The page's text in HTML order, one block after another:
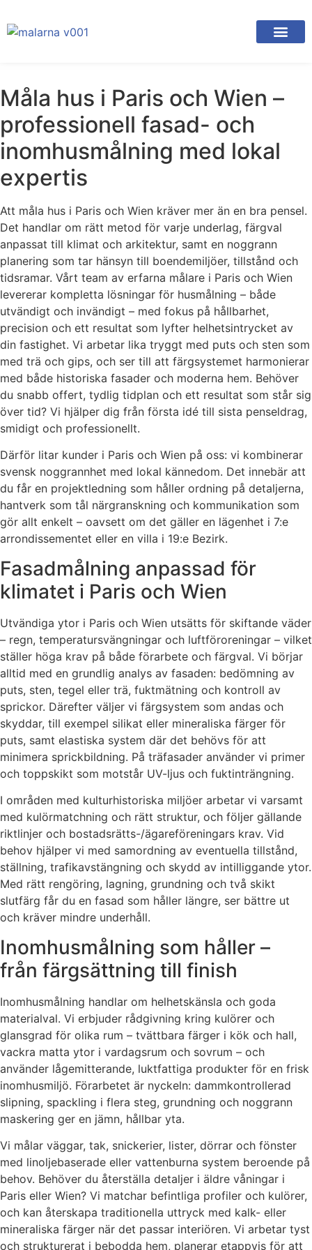
Måla hus i Paris och Wien –
professionell fasad- och
inomhusmålning med lokal
expertis
Att måla hus i Paris och Wien kräver mer än en bra pensel.
Det handlar om rätt metod för varje underlag, färgval
anpassat till klimat och arkitektur, samt en noggrann
planering som tar hänsyn till boendemiljöer, tillstånd och
tidsramar. Vårt team av erfarna målare i Paris och Wien
levererar kompletta lösningar för husmålning – både
utvändigt och invändigt – med fokus på hållbarhet,
precision och ett resultat som lyfter helhetsintrycket av
din fastighet. Vi arbetar lika tryggt med puts och sten som
med trä och gips, och ser till att färgsystemet harmonierar
med både historiska fasader och moderna hem. Behöver
du snabb offert, tydlig tidplan och ett resultat som står sig
över tid? Vi hjälper dig från första idé till sista penseldrag,
smidigt och professionellt.
Därför litar kunder i Paris och Wien på oss: vi kombinerar
svensk noggrannhet med lokal kännedom. Det innebär att
du får en projektledning som håller ordning på detaljerna,
hantverk som tål närgranskning och kommunikation som
gör allt enkelt – oavsett om det gäller en lägenhet i 7:e
arrondissementet eller en villa i 19:e Bezirk.
Fasadmålning anpassad för
klimatet i Paris och Wien
Utvändiga ytor i Paris och Wien utsätts för skiftande väder
– regn, temperatursvängningar och luftföroreningar – vilket
ställer höga krav på både förarbete och färgval. Vi börjar
alltid med en grundlig analys av fasaden: bedömning av
puts, sten, tegel eller trä, fuktmätning och kontroll av
sprickor. Därefter väljer vi färgsystem som andas och
skyddar, till exempel silikat eller mineraliska färger för
puts, samt elastiska system där det behövs för att
minimera sprickbildning. På träfasader använder vi primer
och toppskikt som motstår UV-ljus och fuktinträngning.
I områden med kulturhistoriska miljöer arbetar vi varsamt
med kulörmatchning och rätt struktur, och följer gällande
riktlinjer och bostadsrätts-/ägareföreningars krav. Vid
behov hjälper vi med samordning av eventuella tillstånd,
ställning, trafikavstängning och skydd av intilliggande ytor.
Med rätt rengöring, lagning, grundning och två skikt
slutfärg får du en fasad som håller längre, ser bättre ut
och kräver mindre underhåll.
Inomhusmålning som håller –
från färgsättning till finish
Inomhusmålning handlar om helhetskänsla och goda
materialval. Vi erbjuder rådgivning kring kulörer och
glansgrad för olika rum – tvättbara färger i kök och hall,
vackra matta ytor i vardagsrum och sovrum – och
använder lågemitterande, luktfattiga produkter för en frisk
inomhusmiljö. Förarbetet är nyckeln: dammkontrollerad
slipning, spackling i flera steg, grundning och noggrann
maskering ger en jämn, hållbar yta.
Vi målar väggar, tak, snickerier, lister, dörrar och fönster
med linoljebaserade eller vattenburna system beroende på
behov. Behöver du återställa detaljer i äldre våningar i
Paris eller Wien? Vi matchar befintliga profiler och kulörer,
och kan återskapa traditionella uttryck med kalk- eller
mineraliska färger när det passar interiören. Vi arbetar tyst
och strukturerat i bebodda hem, planerar etappvis för att